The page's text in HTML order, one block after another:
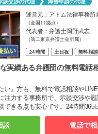
談交渉の代理 障害申請の代理
運営元：アトム法律事務所
（全国11拠点）
代表者：弁護士岡野武志
（第二東京弁護士会所属）
24時間 土日祝 無料相談
な実績ある弁護団の無料電話
い』方も、無料で電話相談や
注力する事務所で、示談交渉や
できる点も安心です。24時間365
談 電話で